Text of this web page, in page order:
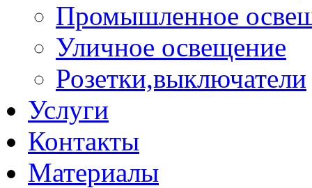
Промышленное
Уличное освещение
Розетки,выключатели
Услуги
Контакты
Материалы